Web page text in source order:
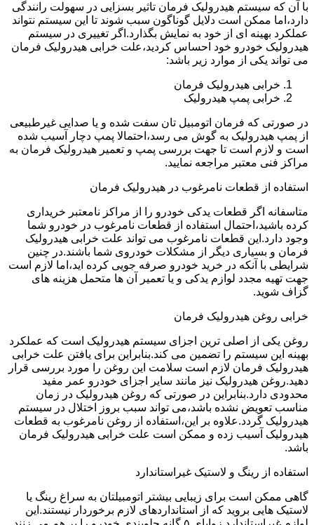
با آن که سیستم هیدرولیک فرمان تاثیر بسزایی در سهولت رانندگی
دارد،اما ممکن است دلایل گوناگون سبب شوند تا این سیستم نتواند
عملکرد بهینه ای از خود به نمایش بگذارد.اگر تغییری در سیستم
هیدرولیک خودرو خود احساس کردید،علت خرابی هیدرولیک فرمان
می تواند یکی از موارد زیر باشد:
خرابی هیدرولیک فرمان
خرابی پمپ هیدرولیک
در صورتی که فرمان اتومبیل تان سفت شده و یا صدایی غیرطبیعی
از پمپ هیدرولیک به گوش می رسد،احتمالا پمپ دچار آسیب شده
است و لازم است تا جهت بررسی پمپ و تعمیر هیدرولیک فرمان به
مراکز فنی معتبر مراجعه نمایید.
استفاده از قطعات نامرغوب در هیدرولیک فرمان
متاسفانه اگر قطعات یدکی خودرو را از مراکز نامعتبر خریداری
کرده باشید،احتمال استفاده از قطعات نامرغوب در خودرو شما
وجود دارد.این قطعات نامرغوب می تواند علت خرابی هیدرولیک
فرمان و بسیاری دیگر از مشکلات خودروی شما باشند.در چنین
شرایطی با آنکه در خرید خودرو صرفه جویی کرده اید،اما لازم است
جهت تهیه مجدد لوازم یدکی و یا تعمیر آن ها متحمل هزینه های
گزاف شوید.
خرابی روغن هیدرولیک فرمان
روغن یکی از اصلی ترین اجزای سیستم هیدرولیک است که عملکرد
بهینه این سیستم را تضمین می کند.بنابراین برای یافتن علت خرابی
هیدرولیک فرمان لازم است سلامت این روغن را مورد بررسی قرار
دهید.روغن هیدرولیک نیز مانند سایر اجزای خودرو عمر مفید
محدودی دارد.بنابراین در صورتی که روغن هیدرولیک در زمان
مناسب تعویض نشده باشد،می تواند سبب بروز اختلال در سیستم
هیدرولیک گردد.علاوه بر این،استفاده از روغن نامرغوب به قطعات
هیدرولیک آسیب زده و ممکن است علت خرابی هیدرولیک فرمان
باشد.
استفاده از رینگ و لاستیک غیراستاندارد
گاهی ممکن است برای زیبایی بیشتر اتومبیلتان به سراغ رینگ یا
لاستیک هایی بروید که از استانداردهای لازم برخوردار نیستند.این